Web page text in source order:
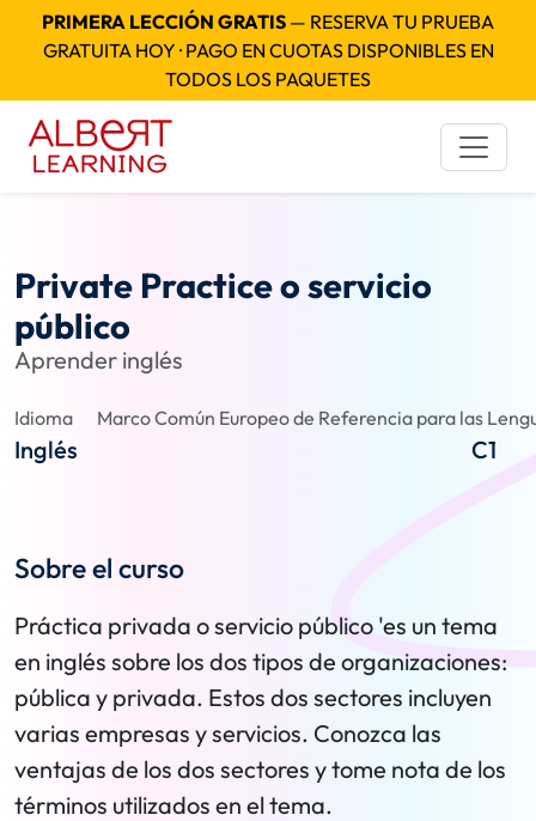
PRIMERA LECCIÓN GRATIS — RESERVA TU PRUEBA
GRATUITA HOY · PAGO EN CUOTAS DISPONIBLES EN
TODOS LOS PAQUETES
Private Practice o servicio
público
Aprender inglés
Idioma
Inglés
Marco Común Europeo de Referencia para las
C1
Sobre el curso
Práctica privada o servicio público 'es un tema
en inglés sobre los dos tipos de organizaciones:
pública y privada. Estos dos sectores incluyen
varias empresas y servicios. Conozca las
ventajas de los dos sectores y tome nota de los
términos utilizados en el tema.